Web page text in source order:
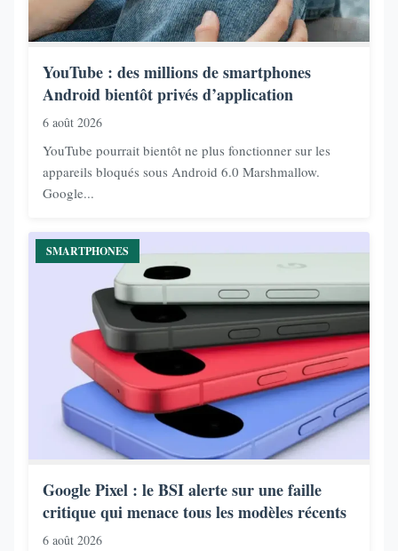
YouTube : des millions de smartphones
Android bientôt privés d’application
6 août 2026
YouTube pourrait bientôt ne plus fonctionner sur les
appareils bloqués sous Android 6.0 Marshmallow.
Google...
SMARTPHONES
Google Pixel : le BSI alerte sur une faille
critique qui menace tous les modèles récents
6 août 2026